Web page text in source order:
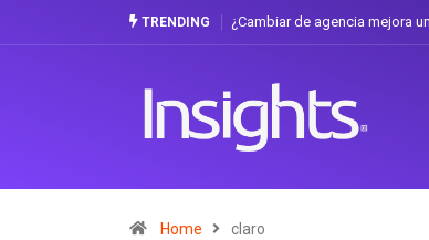
TRENDING
¿Cambiar de agencia mejora una marca? La discusión que
Home claro